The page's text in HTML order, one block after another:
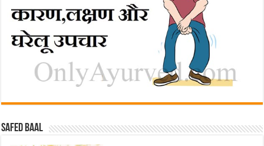
Safed baal